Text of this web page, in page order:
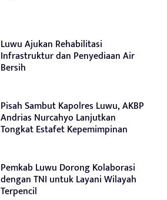
Luwu Ajukan Rehabilitasi
Infrastruktur dan Penyediaan Air
Bersih
Pisah Sambut Kapolres Luwu, AKBP
Andrias Nurcahyo Lanjutkan
Tongkat Estafet Kepemimpinan
Pemkab Luwu Dorong Kolaborasi
dengan TNI untuk Layani Wilayah
Terpencil